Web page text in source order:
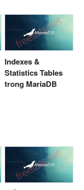
Indexes &
Statistics Tables
trong MariaDB